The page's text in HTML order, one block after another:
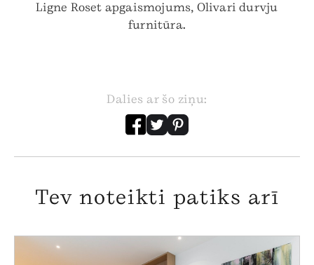
Ligne Roset apgaismojums, Olivari durvju
furnitūra.
Dalies ar šo ziņu:
Tev noteikti patiks arī